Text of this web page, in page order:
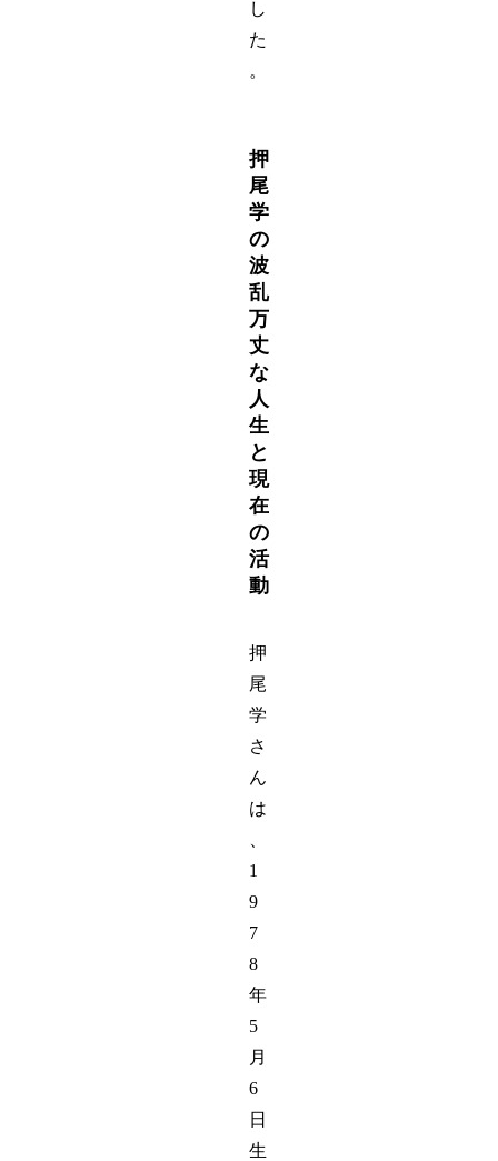
し
た
。
押
尾
学
の
波
乱
万
丈
な
人
生
と
現
在
の
活
動
押
尾
学
さ
ん
は
1
9
7
8
年
5
月
6
日
生